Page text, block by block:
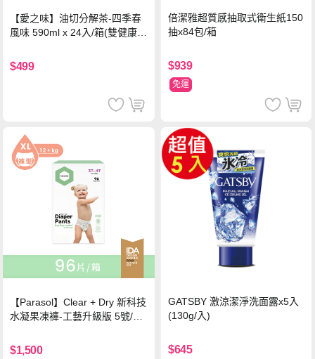
【愛之味】油切分解茶-四季春
風味 590ml x 24入/箱(雙健康認
$499
倍潔雅超質感抽取式衛生紙150
抽x84包/箱
$939
免運
【Parasol】Clear + Dry 新科技
水凝果凍褲-工藝升級版 5號/XL
$1,500
GATSBY 激涼潔淨洗面露x5入
(130g/入)
$645